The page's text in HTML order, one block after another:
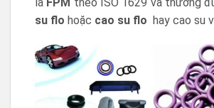
su flo hoặc cao su flo hay cao su